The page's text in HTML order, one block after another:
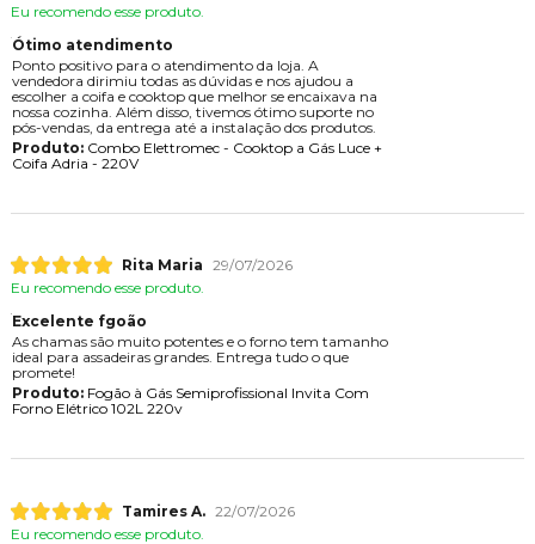
Eu recomendo esse produto.
Ótimo atendimento
Ponto positivo para o atendimento da loja. A
vendedora dirimiu todas as dúvidas e nos ajudou a
escolher a coifa e cooktop que melhor se encaixava na
nossa cozinha. Além disso, tivemos ótimo suporte no
pós-vendas, da entrega até a instalação dos produtos.
Produto:Combo Elettromec - Cooktop a Gás Luce +
Coifa Adria - 220V
Rita Maria 29/07/2026
Eu recomendo esse produto.
Excelente fgoão
As chamas são muito potentes e o forno tem tamanho
ideal para assadeiras grandes. Entrega tudo o que
promete!
Produto:Fogão à Gás Semiprofissional Invita Com
Forno Elétrico 102L 220v
Tamires A. 22/07/2026
Eu recomendo esse produto.